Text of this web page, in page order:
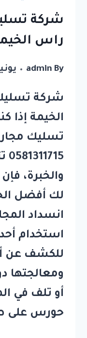
شركة
راس الخيمة
By
admin يونيو 28,
شركة
الخيمة
تسليك
والخبرة،
لك أفضل
انسداد
استخدام
للكشف عن
ومعالجتها
أو تلف في
حورس على